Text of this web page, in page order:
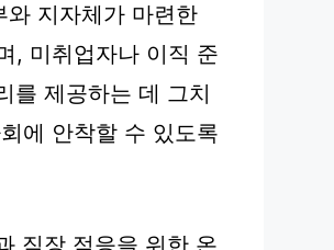
지자체가 마련한
, 미취업자나 이직 준
를 제공하는 데 그치
에 안착할 수 있도록
직장 적응을 위한 온